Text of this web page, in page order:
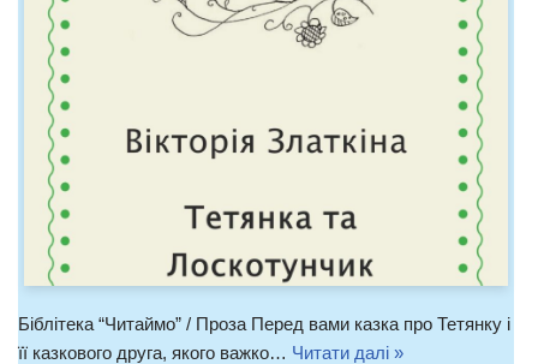
Біблітека “Читаймо” / Проза Перед вами казка про Тетянку і
її казкового друга, якого важко… Читати далі »